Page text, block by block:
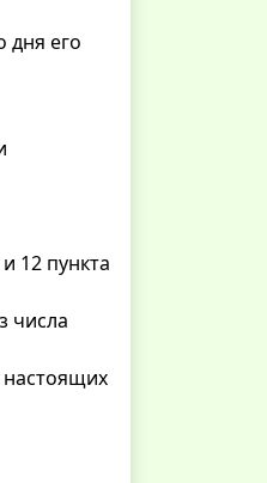
дня его
12 пункта
числа
настоящих